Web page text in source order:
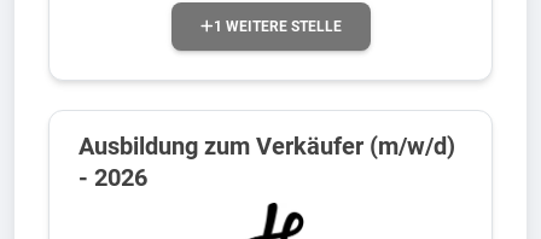
1 WEITERE STELLE
Ausbildung zum Verkäufer (m/w/d)
- 2026